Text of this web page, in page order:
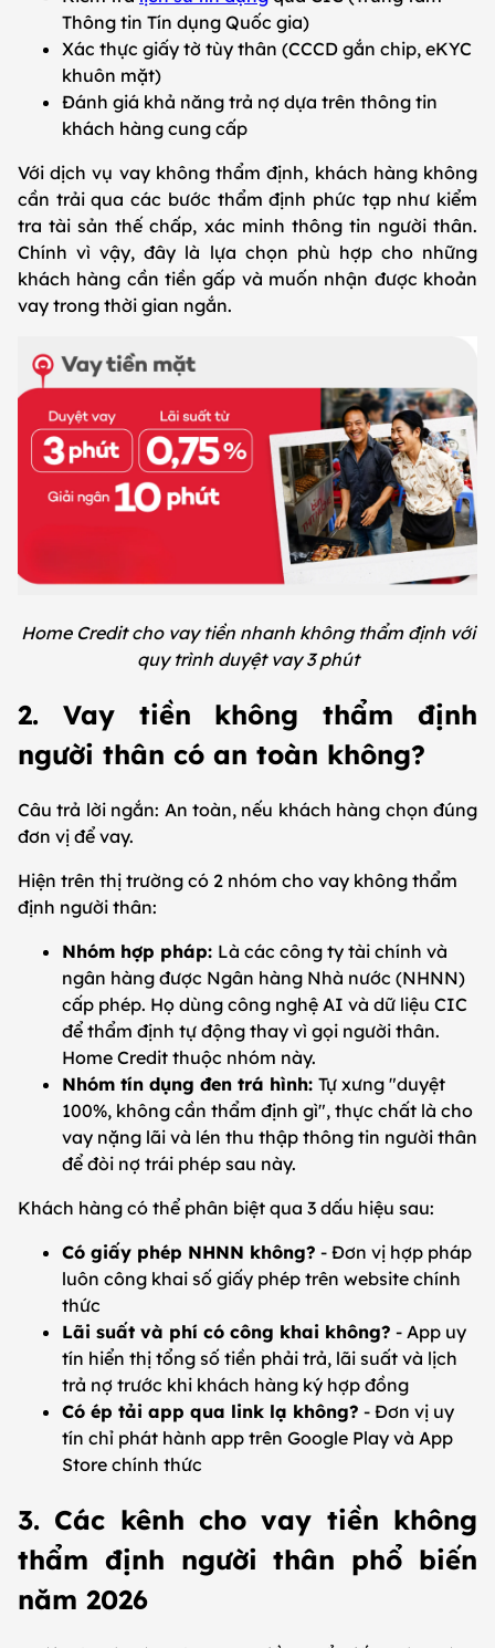
Thông tin Tín dụng Quốc gia)
Xác thực giấy tờ tùy thân (CCCD gắn chip, eKYC
khuôn mặt)
Đánh giá khả năng trả nợ dựa trên thông tin
khách hàng cung cấp
Với dịch vụ vay không thẩm định, khách hàng không
cần trải qua các bước thẩm định phức tạp như kiểm
tra tài sản thế chấp, xác minh thông tin người thân.
Chính vì vậy, đây là lựa chọn phù hợp cho những
khách hàng cần tiền gấp và muốn nhận được khoản
vay trong thời gian ngắn.
Home Credit cho vay tiền nhanh không thẩm định với
quy trình duyệt vay 3 phút
2. Vay tiền không thẩm định
người thân có an toàn không?
Câu trả lời ngắn: An toàn, nếu khách hàng chọn đúng
đơn vị để vay.
Hiện trên thị trường có 2 nhóm cho vay không thẩm
định người thân:
Nhóm hợp pháp: Là các công ty tài chính và
ngân hàng được Ngân hàng Nhà nước (NHNN)
cấp phép. Họ dùng công nghệ AI và dữ liệu CIC
để thẩm định tự động thay vì gọi người thân.
Home Credit thuộc nhóm này.
Nhóm tín dụng đen trá hình: Tự xưng "duyệt
100%, không cần thẩm định gì", thực chất là cho
vay nặng lãi và lén thu thập thông tin người thân
để đòi nợ trái phép sau này.
Khách hàng có thể phân biệt qua 3 dấu hiệu sau:
Có giấy phép NHNN không? - Đơn vị hợp pháp
luôn công khai số giấy phép trên website chính
thức
Lãi suất và phí có công khai không? - App uy
tín hiển thị tổng số tiền phải trả, lãi suất và lịch
trả nợ trước khi khách hàng ký hợp đồng
Có ép tải app qua link lạ không? - Đơn vị uy
tín chỉ phát hành app trên Google Play và App
Store chính thức
3. Các kênh cho vay tiền không
thẩm định người thân phổ biến
năm 2026